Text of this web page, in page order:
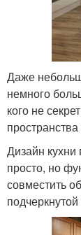
Даже
немного
кого не
Дизайн
просто, но
совместить